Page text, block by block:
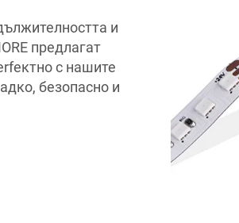
и
предлагат
с нашите
безопасно и